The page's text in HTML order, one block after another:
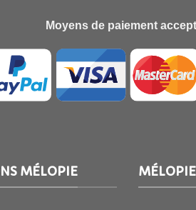
Moyens de paiement
MÉLOPIE